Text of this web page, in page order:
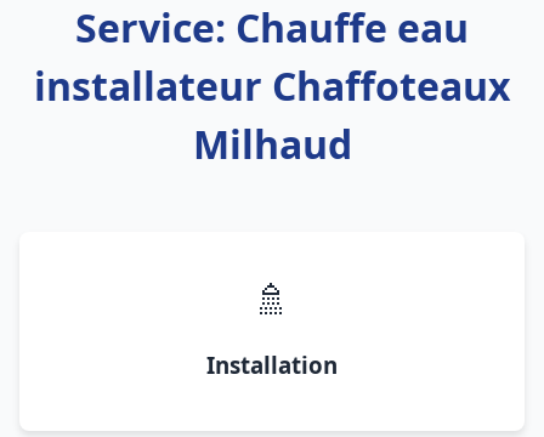
Service: Chauffe eau
installateur Chaffoteaux
Milhaud
🚿
Installation